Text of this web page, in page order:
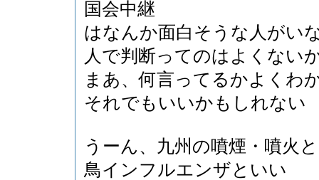
国会中継
はなんか面白そうな人がい
人で判断ってのはよくない
まあ、何言ってるかよくわ
それでもいいかもしれない
うーん、九州の噴煙・噴火
鳥インフルエンザといい